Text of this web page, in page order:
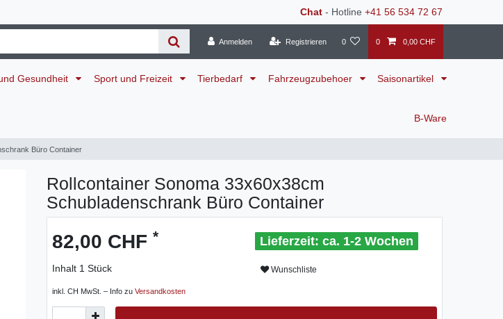
Chat - Hotline +41 56 534 72 67
Anmelden Registrieren 0 0 0,00 CHF
Gesundheit Sport und Freizeit Tierbedarf Fahrzeugzubehoer Saisonartikel
B-Ware
Büro Container
Rollcontainer Sonoma 33x60x38cm
Schubladenschrank Büro Container
82,00 CHF *
Inhalt 1 Stück
inkl. CH MwSt. – Info zu Versandkosten
ca. 1-2 Wochen
Wunschliste